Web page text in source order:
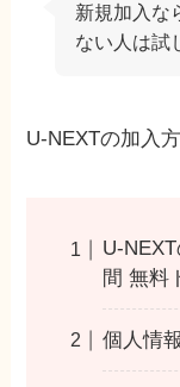
新規加入な
ない人は試
U-NEXTの加入
U-
間 無料
個人情